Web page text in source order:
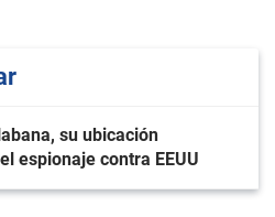
su ubicación
espionaje contra EEUU